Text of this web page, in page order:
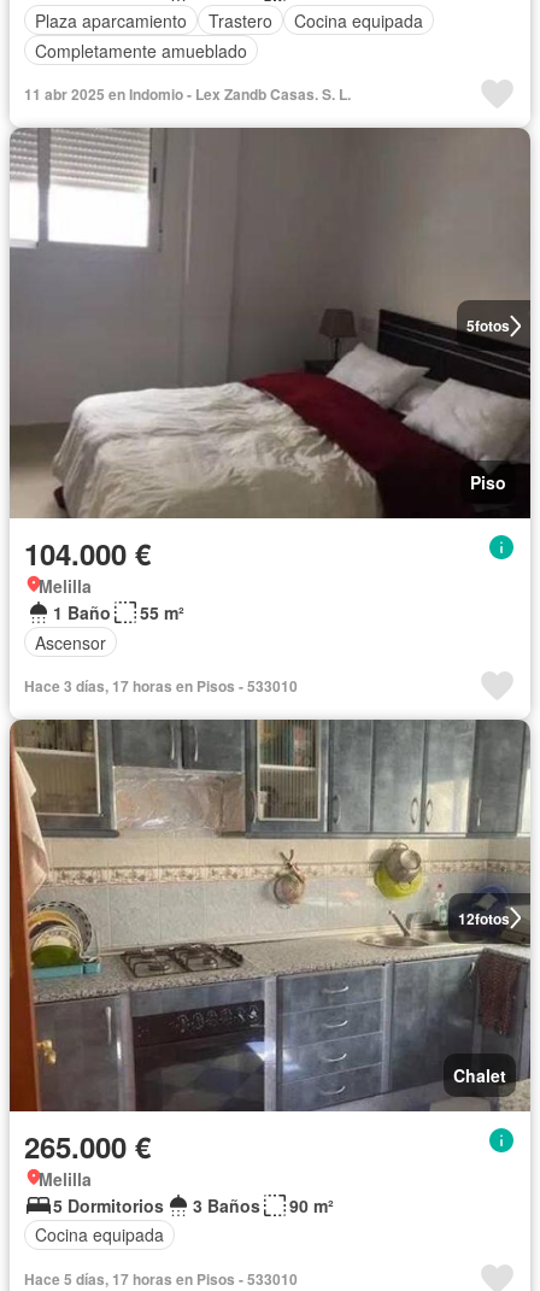
Plaza aparcamiento
Trastero
Cocina equipada
Completamente amueblado
11 abr 2025 en Indomio - Lex Zandb Casas. S. L.
5fotos
Piso
104.000 €
Melilla
1 Baño
55 m²
Ascensor
Hace 3 días, 17 horas en Pisos - 533010
12fotos
Chalet
265.000 €
Melilla
5 Dormitorios
3 Baños
90 m²
Cocina equipada
Hace 5 días, 17 horas en Pisos - 533010